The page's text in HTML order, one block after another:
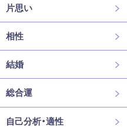
片思い
相性
結婚
総合運
自己分析・適性